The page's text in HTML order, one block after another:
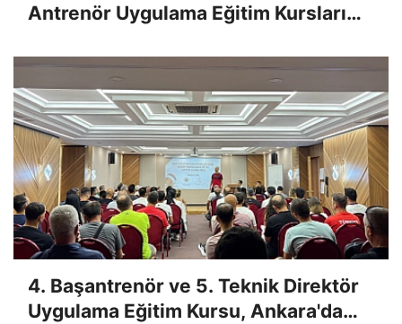
Antrenör Uygulama Eğitim Kursları
4. Başantrenör ve 5. Teknik Direktör
Uygulama Eğitim Kursu, Ankara'da